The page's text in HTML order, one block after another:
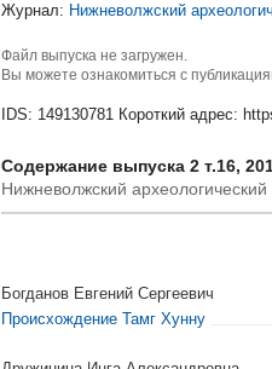
Журнал: Нижневолжский
Файл выпуска не загружен.
Вы можете ознакомиться с
IDS: 149130781 Короткий адрес:
Содержание выпуска 2 т.16,
Нижневолжский археологический
Богданов Евгений Сергеевич
Происхождение Тамг Хунну